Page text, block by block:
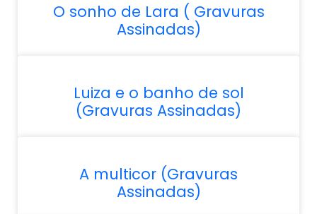
O sonho de Lara ( Gravuras
Assinadas)
Luiza e o banho de sol
(Gravuras Assinadas)
A multicor (Gravuras
Assinadas)